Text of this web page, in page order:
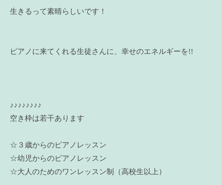
生きるって素晴らしいです！
ピアノに来てくれる生徒さんに、幸せのエネルギーを!!
♪♪♪♪♪♪♪♪
空き枠は若干あります
☆３歳からのピアノレッスン
☆幼児からのピアノレッスン
☆大人のためのワンレッスン制（高校生以上）